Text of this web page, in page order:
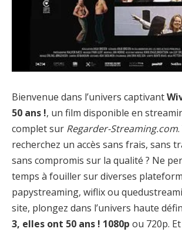
Bienvenue dans l’univers captivant
50 ans !, un film disponible en
complet sur Regarder-Streaming.com
recherchez un accès sans frais, sans
sans compromis sur la qualité ? Ne
temps à fouiller sur diverses
papystreaming, wiflix ou
site, plongez dans l’univers haute
3, elles ont 50 ans ! 1080p ou 720p.